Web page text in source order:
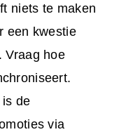
niets te maken
een kwestie
Vraag hoe
de
via